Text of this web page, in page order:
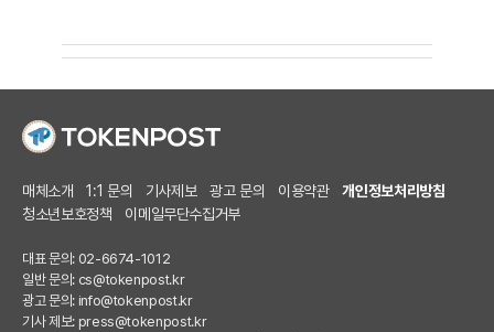
매체소개 1:1 문의 기사제보 광고 문의 이용약관
개인정보처리방침
청소년보호정책
이메일무단수집거부
대표 문의: 02-6674-1012
일반 문의: cs@tokenpost.kr
광고 문의: info@tokenpost.kr
기사 제보: press@tokenpost.kr